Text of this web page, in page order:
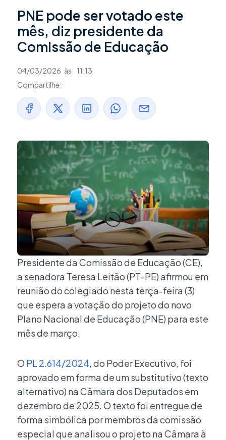
PNE pode ser votado este
mês, diz presidente da
Comissão de Educação
04/03/2026 às
11:13
Compartilhe:
Presidente da Comissão de Educação (CE),
a senadora Teresa Leitão (PT-PE) afirmou em
reunião do colegiado nesta terça-feira (3)
que espera a votação do projeto do novo
Plano Nacional de Educação (PNE) para este
mês de março.
O PL 2.614/2024, do Poder Executivo, foi
aprovado em forma de um substitutivo (texto
alternativo) na Câmara dos Deputados em
dezembro de 2025. O texto foi entregue de
forma simbólica por membros da comissão
especial que analisou o projeto na Câmara à